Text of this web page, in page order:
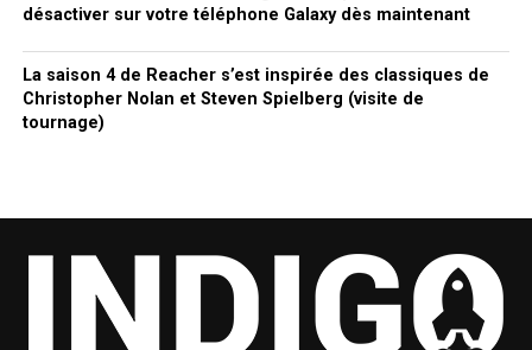
désactiver sur votre téléphone Galaxy dès maintenant
La saison 4 de Reacher s’est inspirée des classiques de
Christopher Nolan et Steven Spielberg (visite de
tournage)